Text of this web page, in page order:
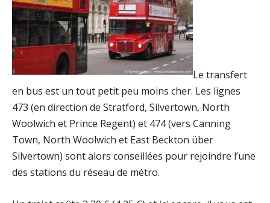
Le transfert
en bus est un tout petit peu moins cher. Les lignes
473 (en direction de Stratford, Silvertown, North
Woolwich et Prince Regent) et 474 (vers Canning
Town, North Woolwich et East Beckton über
Silvertown) sont alors conseillées pour rejoindre l’une
des stations du réseau de métro.